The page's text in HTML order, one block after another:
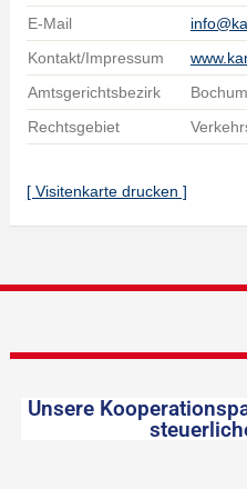
E-Mail
Kontakt/Impressum
Amtsgerichtsbezirk
Bochum
Rechtsgebiet
[ Visitenkarte drucken ]
Unsere